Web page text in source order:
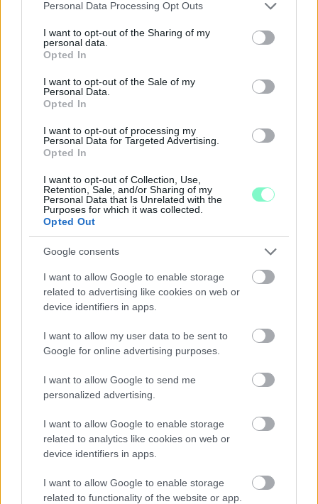
Please note that this website/app uses one or more Google
not limited to your visit or usage behaviour. You may click to
grant or deny consent to Google and its third-party tags to
use your data for below specified purposes in below Google
consent section.
Personal Data Processing Opt Outs
I want to opt-out of the Sharing of my
personal data.
Opted In
I want to opt-out of the Sale of my
Personal Data.
Opted In
I want to opt-out of processing my
Personal Data for Targeted Advertising.
Opted In
I want to opt-out of Collection, Use,
Retention, Sale, and/or Sharing of my
Personal Data that Is Unrelated with the
Purposes for which it was collected.
Opted Out
Google consents
I want to allow Google to enable storage
related to advertising like cookies on web or
device identifiers in apps.
I want to allow my user data to be sent to
Google for online advertising purposes.
I want to allow Google to send me
personalized advertising.
I want to allow Google to enable storage
related to analytics like cookies on web or
device identifiers in apps.
I want to allow Google to enable storage
related to functionality of the website or app.
A RÓMAIAKTÓL AZ AGYAGKATONÁKIG –
TÁRLATVEZETÉSEK, WORKSHOP ÉS
KÖZÖNSÉGTALÁLKOZÓ VÁRJA A LÁTOGATÓKAT A
GYŐRI RÓMER MÚZEUMBAN
Ingyenes programokkal és különleges kiállításokkal készülnek a
– Kőtár is díjmentesen látogatható.
CZUNYINÉ HARCA A GMAIL ÉS AZ ÖNKÉNY ELLEN
- LETILTOTTA A GOOGLE A VÉDVONAL LEVELEZŐ
FIÓKJÁT
szolgáltatást használt, hogy megvédje a Fidesz maradékát.